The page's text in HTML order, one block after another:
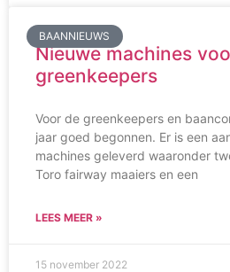
BAANNIEUWS
Nieuwe machines
greenkeepers
Voor de greenkeepers en
jaar goed begonnen. Er is een
machines geleverd waaronder
Toro fairway maaiers en een
LEES MEER »
15 november 2022